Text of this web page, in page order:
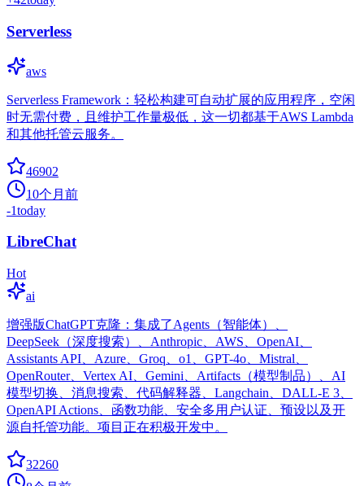
Serverless
aws
Serverless Framework：轻松构建可自动扩展的应用程序，空闲
时无需付费，且维护工作量极低，这一切都基于AWS Lambda
和其他托管云服务。
46902
10个月前
-1today
LibreChat
Hot
ai
增强版ChatGPT克隆：集成了Agents（智能体）、
DeepSeek（深度搜索）、Anthropic、AWS、OpenAI、
Assistants API、Azure、Groq、o1、GPT-4o、Mistral、
OpenRouter、Vertex AI、Gemini、Artifacts（模型制品）、AI
模型切换、消息搜索、代码解释器、Langchain、DALL-E 3、
OpenAPI Actions、函数功能、安全多用户认证、预设以及开
源自托管功能。项目正在积极开发中。
32260